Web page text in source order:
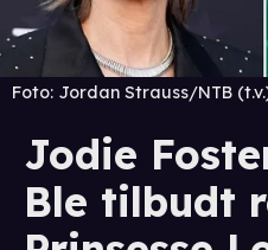
Foto: Jordan Strauss/NTB
Jodie
Ble tilbudt